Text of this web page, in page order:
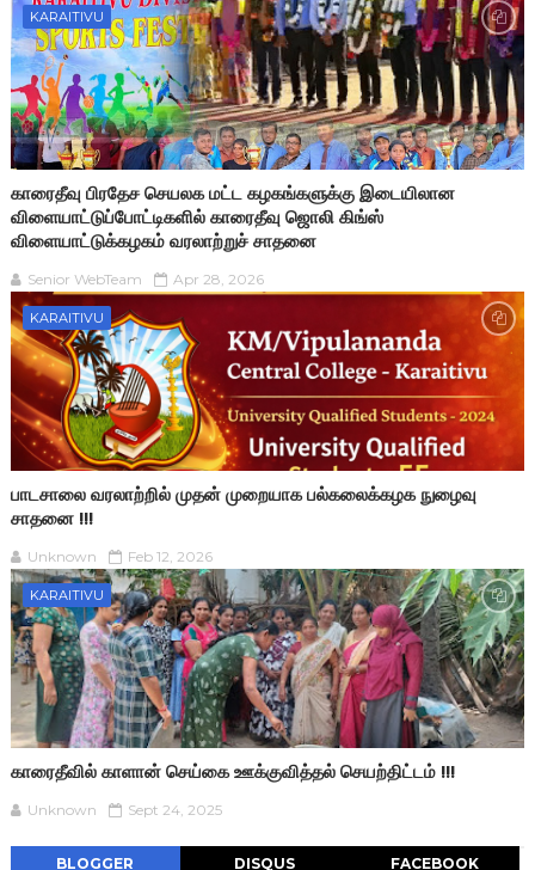
KARAITIVU
காரைதீவு பிரதேச செயலக மட்ட கழகங்களுக்கு இடையிலான
விளையாட்டுப்போட்டிகளில் காரைதீவு ஜொலி கிங்ஸ்
விளையாட்டுக்கழகம் வரலாற்றுச் சாதனை
Senior WebTeam Apr 28, 2026
KARAITIVU
பாடசாலை வரலாற்றில் முதன் முறையாக பல்கலைக்கழக நுழைவு
சாதனை !!!
Unknown Feb 12, 2026
KARAITIVU
காரைதீவில் காளான் செய்கை ஊக்குவித்தல் செயற்திட்டம் !!!
Unknown Sept 24, 2025
BLOGGER DISQUS FACEBOOK